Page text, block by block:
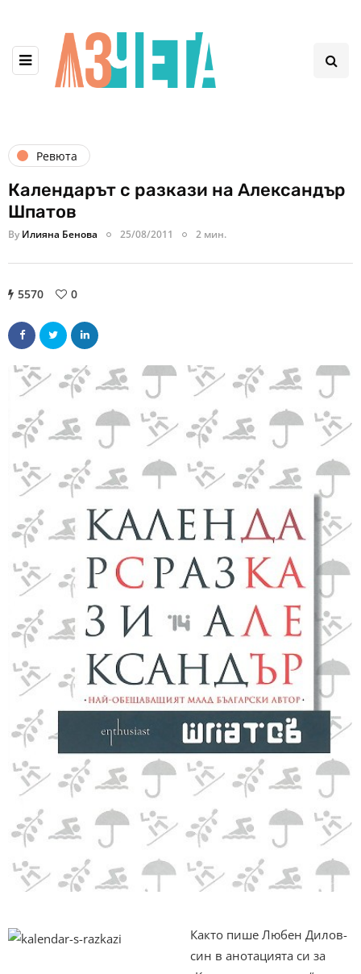
Ревюта
Календарът с разкази на Александър
Шпатов
By Илияна Бенова 25/08/2011 2 мин.
5570 0
Както пише Любен Дилов-
син в анотацията си за